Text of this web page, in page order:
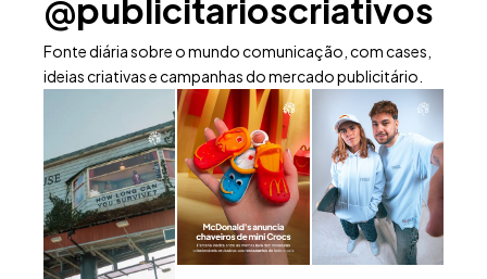
@publicitarioscriativos
Fonte diária sobre o mundo comunicação, com cases,
ideias criativas e campanhas do mercado publicitário.